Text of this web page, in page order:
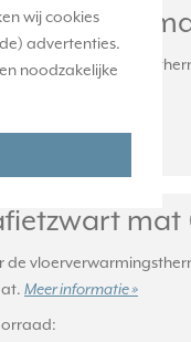
wij cookies
advertenties.
noodzakelijke
de
mat
de
Meer informatie »